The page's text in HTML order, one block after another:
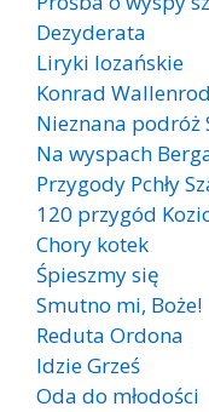
Dezyderata
Liryki lozańskie
Konrad Wallenrod
Nieznana podróż
Na wyspach
Przygody Pchły
120 przygód
Chory kotek
Śpieszmy się
Smutno mi, Boże!
Reduta Ordona
Idzie Grześ
Oda do młodości